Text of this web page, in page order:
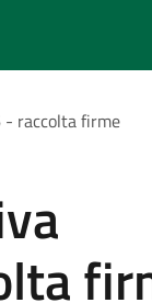
- raccolta firme